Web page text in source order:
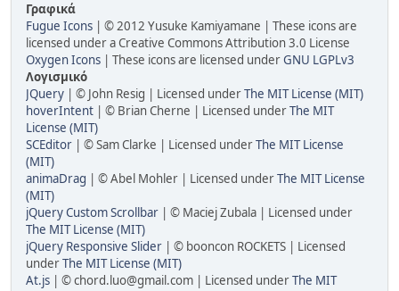
Γραφικά
Fugue Icons | © 2012 Yusuke Kamiyamane | These icons are
licensed under a Creative Commons Attribution 3.0 License
Oxygen Icons | These icons are licensed underGNU LGPLv3
Λογισμικό
JQuery | © John Resig | Licensed underThe MIT License (MIT)
hoverIntent | © Brian Cherne | Licensed underThe MIT
License (MIT)
SCEditor | © Sam Clarke | Licensed underThe MIT License
(MIT)
animaDrag | © Abel Mohler | Licensed underThe MIT License
(MIT)
jQuery Custom Scrollbar | © Maciej Zubala | Licensed under
The MIT License (MIT)
jQuery Responsive Slider | © booncon ROCKETS | Licensed
underThe MIT License (MIT)
At.js | © chord.luo@gmail.com | Licensed underThe MIT